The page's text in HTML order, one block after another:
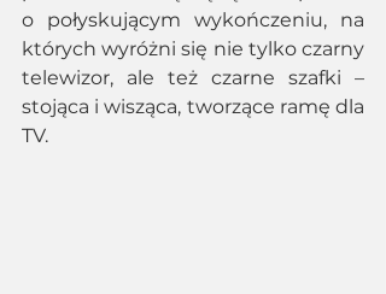
o połyskującym wykończeniu, na
których wyróżni się nie tylko czarny
telewizor, ale też czarne szafki –
stojąca i wisząca, tworzące ramę dla
TV.